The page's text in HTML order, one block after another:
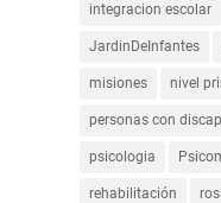
integracion escolar
JardinDeInfantes
misiones nivel
personas con
psicologia
rehabilitación